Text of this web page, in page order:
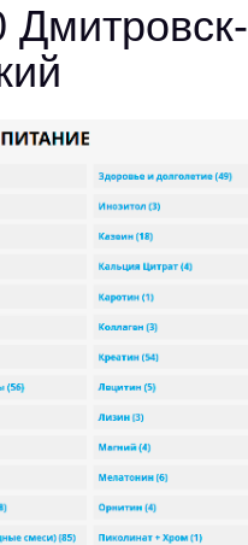
Дмитровск-